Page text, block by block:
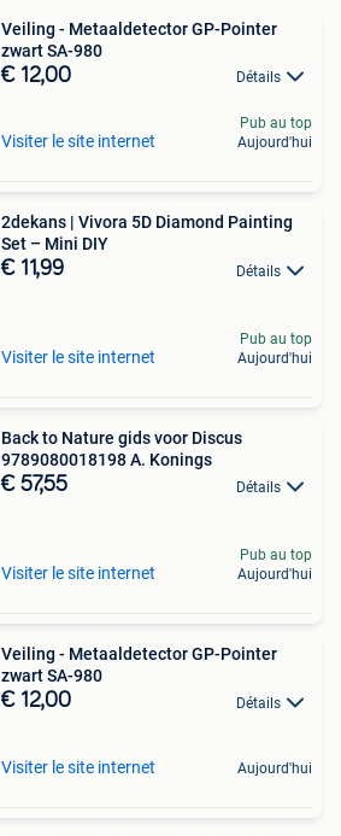
Veiling - Metaaldetector GP-Pointer
zwart SA-980
€ 12,00 Détails
Visiter le site internet
Pub au top
Aujourd'hui
2dekans | Vivora 5D Diamond Painting
Set – Mini DIY
€ 11,99 Détails
Visiter le site internet
Pub au top
Aujourd'hui
Back to Nature gids voor Discus
9789080018198 A. Konings
€ 57,55 Détails
Visiter le site internet
Pub au top
Aujourd'hui
Veiling - Metaaldetector GP-Pointer
zwart SA-980
€ 12,00 Détails
Visiter le site internet Aujourd'hui